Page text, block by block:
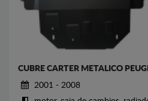
CUBRE CARTER METALICO
2001 - 2008